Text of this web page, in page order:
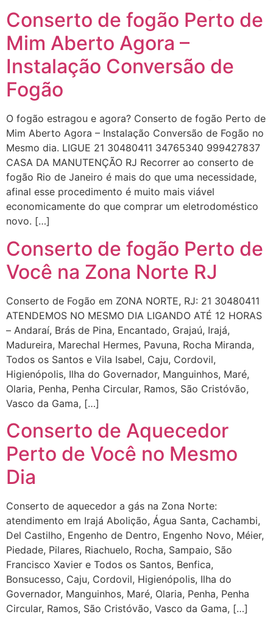
Conserto de fogão Perto de
Mim Aberto Agora –
Instalação Conversão de
Fogão
O fogão estragou e agora? Conserto de fogão Perto de
Mim Aberto Agora – Instalação Conversão de Fogão no
Mesmo dia. LIGUE 21 30480411 34765340 999427837
CASA DA MANUTENÇÃO RJ Recorrer ao conserto de
fogão Rio de Janeiro é mais do que uma necessidade,
afinal esse procedimento é muito mais viável
economicamente do que comprar um eletrodoméstico
novo. […]
Conserto de fogão Perto de
Você na Zona Norte RJ
Conserto de Fogão em ZONA NORTE, RJ: 21 30480411
ATENDEMOS NO MESMO DIA LIGANDO ATÉ 12 HORAS
– Andaraí, Brás de Pina, Encantado, Grajaú, Irajá,
Madureira, Marechal Hermes, Pavuna, Rocha Miranda,
Todos os Santos e Vila Isabel, Caju, Cordovil,
Higienópolis, Ilha do Governador, Manguinhos, Maré,
Olaria, Penha, Penha Circular, Ramos, São Cristóvão,
Vasco da Gama, […]
Conserto de Aquecedor
Perto de Você no Mesmo
Dia
Conserto de aquecedor a gás na Zona Norte:
atendimento em Irajá Abolição, Água Santa, Cachambi,
Del Castilho, Engenho de Dentro, Engenho Novo, Méier,
Piedade, Pilares, Riachuelo, Rocha, Sampaio, São
Francisco Xavier e Todos os Santos, Benfica,
Bonsucesso, Caju, Cordovil, Higienópolis, Ilha do
Governador, Manguinhos, Maré, Olaria, Penha, Penha
Circular, Ramos, São Cristóvão, Vasco da Gama, […]